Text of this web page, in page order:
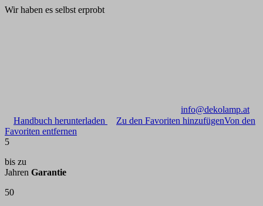
Wir haben es selbst erprobt
info@dekolamp.at
Handbuch herunterladen
Zu den Favoriten hinzufügenVon den
Favoriten entfernen
5
bis zu
Jahren Garantie
50